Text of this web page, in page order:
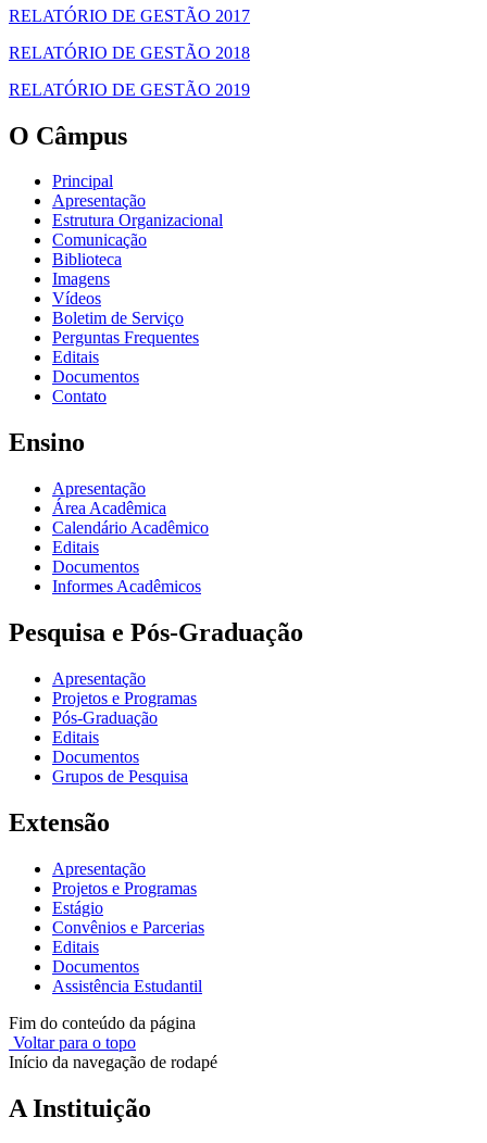
RELATÓRIO DE GESTÃO 2017
RELATÓRIO DE GESTÃO 2018
RELATÓRIO DE GESTÃO 2019
O Câmpus
Principal
Apresentação
Estrutura Organizacional
Comunicação
Biblioteca
Imagens
Vídeos
Boletim de Serviço
Perguntas Frequentes
Editais
Documentos
Contato
Ensino
Apresentação
Área Acadêmica
Calendário Acadêmico
Editais
Documentos
Informes Acadêmicos
Pesquisa e Pós-Graduação
Apresentação
Projetos e Programas
Pós-Graduação
Editais
Documentos
Grupos de Pesquisa
Extensão
Apresentação
Projetos e Programas
Estágio
Convênios e Parcerias
Editais
Documentos
Assistência Estudantil
Fim do conteúdo da página
Voltar para o topo
Início da navegação de rodapé
A Instituição